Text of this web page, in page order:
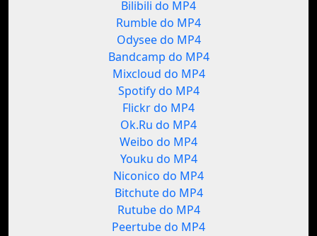
Bilibili do MP4
Rumble do MP4
Odysee do MP4
Bandcamp do MP4
Mixcloud do MP4
Spotify do MP4
Flickr do MP4
Ok.Ru do MP4
Weibo do MP4
Youku do MP4
Niconico do MP4
Bitchute do MP4
Rutube do MP4
Peertube do MP4